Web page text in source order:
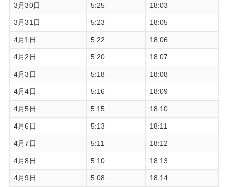
3月30日 5:25 18:03
3月31日 5:23 18:05
4月1日 5:22 18:06
4月2日 5:20 18:07
4月3日 5:18 18:08
4月4日 5:16 18:09
4月5日 5:15 18:10
4月6日 5:13 18:11
4月7日 5:11 18:12
4月8日 5:10 18:13
4月9日 5:08 18:14